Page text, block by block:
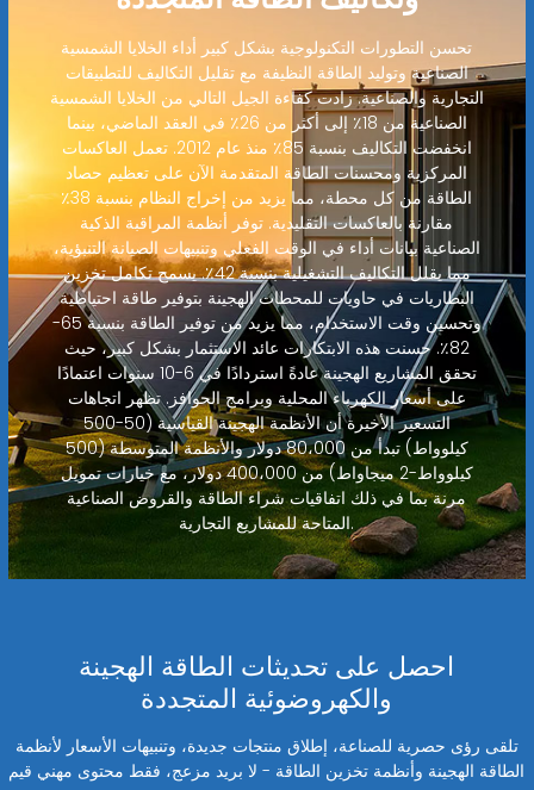
تحسن التطورات التكنولوجية بشكل كبير أداء الخلايا الشمسية
الصناعية وتوليد الطاقة النظيفة مع تقليل التكاليف للتطبيقات
التجارية والصناعية. زادت كفاءة الجيل التالي من الخلايا الشمسية
الصناعية من 18٪ إلى أكثر من 26٪ في العقد الماضي، بينما
انخفضت التكاليف بنسبة 85٪ منذ عام 2012. تعمل العاكسات
المركزية ومحسنات الطاقة المتقدمة الآن على تعظيم حصاد
الطاقة من كل محطة، مما يزيد من إخراج النظام بنسبة 38٪
مقارنة بالعاكسات التقليدية. توفر أنظمة المراقبة الذكية
الصناعية بيانات أداء في الوقت الفعلي وتنبيهات الصيانة التنبؤية،
مما يقلل التكاليف التشغيلية بنسبة 42٪. يسمح تكامل تخزين
البطاريات في حاويات للمحطات الهجينة بتوفير طاقة احتياطية
وتحسين وقت الاستخدام، مما يزيد من توفير الطاقة بنسبة 65-
82٪. حسنت هذه الابتكارات عائد الاستثمار بشكل كبير، حيث
تحقق المشاريع الهجينة عادةً استردادًا في 6-10 سنوات اعتمادًا
على أسعار الكهرباء المحلية وبرامج الحوافز. تظهر اتجاهات
التسعير الأخيرة أن الأنظمة الهجينة القياسية (50-500
كيلوواط) تبدأ من 80،000 دولار والأنظمة المتوسطة (500
كيلوواط-2 ميجاواط) من 400،000 دولار، مع خيارات تمويل
مرنة بما في ذلك اتفاقيات شراء الطاقة والقروض الصناعية
المتاحة للمشاريع التجارية.
احصل على تحديثات الطاقة الهجينة
والكهروضوئية المتجددة
تلقى رؤى حصرية للصناعة، إطلاق منتجات جديدة، وتنبيهات الأسعار لأنظمة
الطاقة الهجينة وأنظمة تخزين الطاقة - لا بريد مزعج، فقط محتوى مهني قيم